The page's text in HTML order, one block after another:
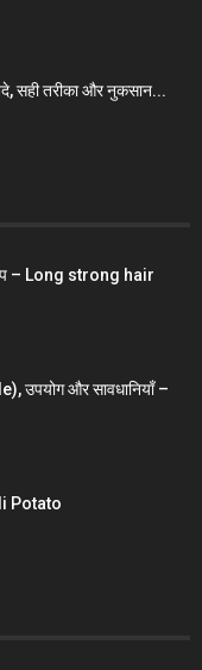
सही तरीका और नुकसान...
– Long strong hair
उपयोग और सावधानियाँ –
Potato